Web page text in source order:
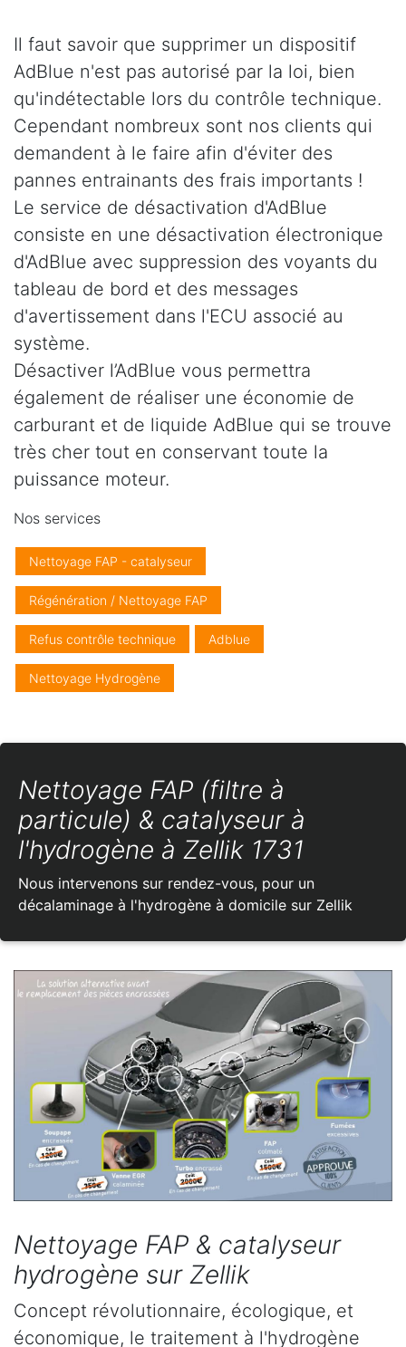
Il faut savoir que supprimer un dispositif
AdBlue n'est pas autorisé par la loi, bien
qu'indétectable lors du contrôle technique.
Cependant nombreux sont nos clients qui
demandent à le faire afin d'éviter des
pannes entrainants des frais importants !
Le service de désactivation d'AdBlue
consiste en une désactivation électronique
d'AdBlue avec suppression des voyants du
tableau de bord et des messages
d'avertissement dans l'ECU associé au
système.
Désactiver l’AdBlue vous permettra
également de réaliser une économie de
carburant et de liquide AdBlue qui se trouve
très cher tout en conservant toute la
puissance moteur.
Nos services
Nettoyage FAP - catalyseur
Régénération / Nettoyage FAP
Refus contrôle technique Adblue
Nettoyage Hydrogène
Nettoyage FAP (filtre à
particule) & catalyseur à
l'hydrogène à Zellik 1731
Nous intervenons sur rendez-vous, pour un
décalaminage à l'hydrogène à domicile sur Zellik
Nettoyage FAP & catalyseur
hydrogène sur Zellik
Concept révolutionnaire, écologique, et
économique, le traitement à l'hydrogène